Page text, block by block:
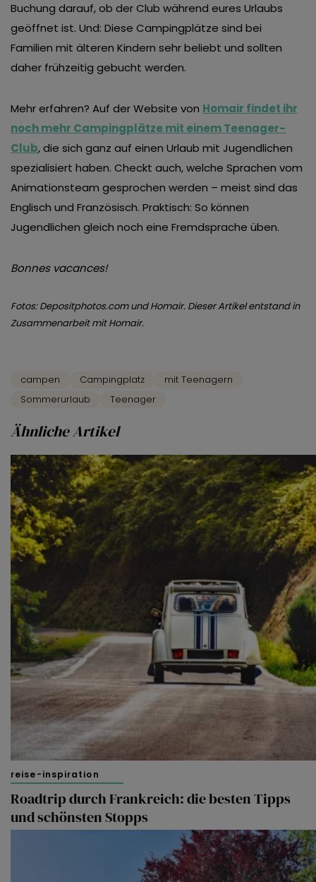
Buchung darauf, ob der Club während eures Urlaubs
geöffnet ist. Und: Diese Campingplätze sind bei
Familien mit älteren Kindern sehr beliebt und sollten
daher frühzeitig gebucht werden.
Mehr erfahren? Auf der Website von Homair findet ihr
noch mehr Campingplätze mit einem Teenager-
Club, die sich ganz auf einen Urlaub mit Jugendlichen
spezialisiert haben. Checkt auch, welche Sprachen vom
Animationsteam gesprochen werden – meist sind das
Englisch und Französisch. Praktisch: So können
Jugendlichen gleich noch eine Fremdsprache üben.
Bonnes vacances!
Fotos: Depositphotos.com und Homair. Dieser Artikel entstand in
Zusammenarbeit mit Homair.
campen Campingplatz
mit Teenagern
Sommerurlaub
Teenager
Ähnliche Artikel
reise-inspiration
Roadtrip durch Frankreich: die besten Tipps
und schönsten Stopps